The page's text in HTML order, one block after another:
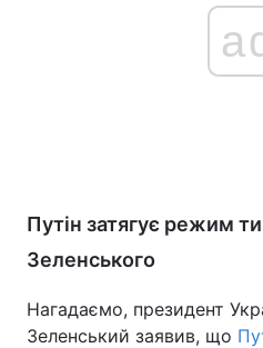
Путін затягує режим
Зеленського
Нагадаємо, президент
Зеленський заявив, що